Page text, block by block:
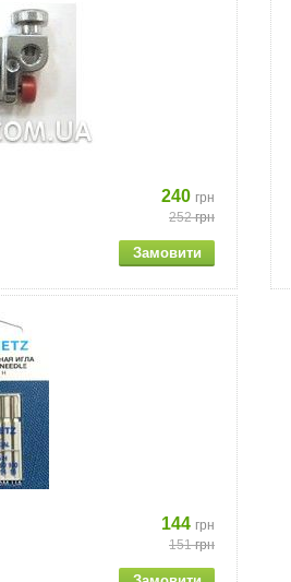
240 грн
252грн
144 грн
151грн